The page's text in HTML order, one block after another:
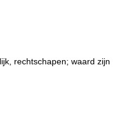
rechtschapen; waard zijn